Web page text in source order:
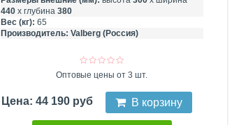
440х глубина 380
Вес (кг): 65
Производитель: Valberg (Россия)
Оптовые цены от 3 шт.
Цена: 44 190 руб В корзину